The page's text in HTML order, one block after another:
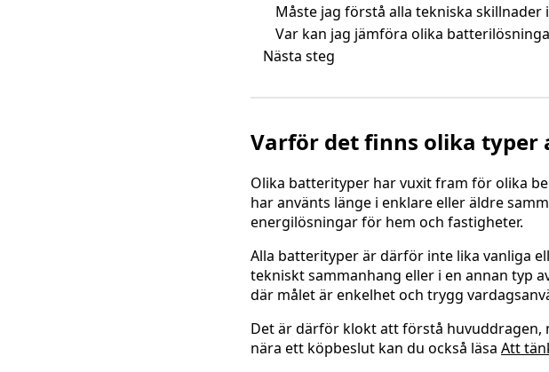
Måste jag förstå alla tekniska skillnader
Var kan jag jämföra olika
Nästa steg
Varför det finns olika typer
Olika batterityper har vuxit fram för olika
har använts länge i enklare eller äldre
energilösningar för hem och fastigheter.
Alla batterityper är därför inte lika vanliga
tekniskt sammanhang eller i en annan typ
där målet är enkelhet och trygg
Det är därför klokt att förstå huvuddragen,
nära ett köpbeslut kan du också läsa Att